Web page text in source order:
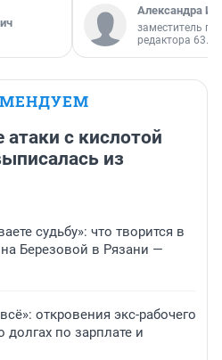
Александра
заместитель
редактора 63.RU
с кислотой
из
судьбу»: что творится в
Березовой в Рязани —
откровения экс-рабочего
по зарплате и